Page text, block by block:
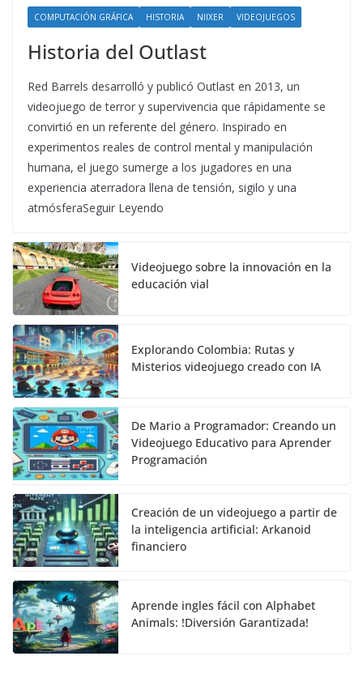
COMPUTACIÓN GRÁFICA HISTORIA NIIXER VIDEOJUEGOS
Historia del Outlast
Red Barrels desarrolló y publicó Outlast en 2013, un
videojuego de terror y supervivencia que rápidamente se
convirtió en un referente del género. Inspirado en
experimentos reales de control mental y manipulación
humana, el juego sumerge a los jugadores en una
experiencia aterradora llena de tensión, sigilo y una
atmósferaSeguir Leyendo
Videojuego sobre la innovación en la
educación vial
Explorando Colombia: Rutas y
Misterios videojuego creado con IA
De Mario a Programador: Creando un
Videojuego Educativo para Aprender
Programación
Creación de un videojuego a partir de
la inteligencia artificial: Arkanoid
financiero
Aprende ingles fácil con Alphabet
Animals: !Diversión Garantizada!